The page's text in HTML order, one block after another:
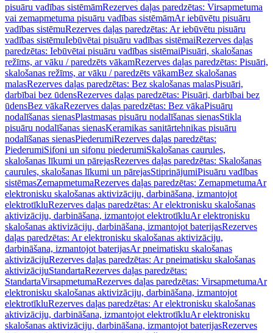
pisuāru vadības sistēmāmRezerves daļas paredzētas: Virsapmetuma
vai zemapmetuma pisuāru vadības sistēmāmAr iebūvētu pisuāru
vadības sistēmuRezerves daļas paredzētas: Ar iebūvētu pisuāru
vadības sistēmuIebūvētai pisuāru vadības sistēmaiRezerves daļas
paredzētas: Iebūvētai pisuāru vadības sistēmaiPisuāri, skalošanas
režīms, ar vāku / paredzēts vākamRezerves daļas paredzētas: Pisuāri,
skalošanas režīms, ar vāku / paredzēts vākamBez skalošanas
malasRezerves daļas paredzētas: Bez skalošanas malasPisuāri,
darbībai bez ūdensRezerves daļas paredzētas: Pisuāri, darbībai bez
ūdensBez vākaRezerves daļas paredzētas: Bez vākaPisuāru
nodalīšanas sienasPlastmasas pisuāru nodalīšanas sienasStikla
pisuāru nodalīšanas sienasKeramikas sanitārtehnikas pisuāru
nodalīšanas sienasPiederumiRezerves daļas paredzētas:
PiederumiSifoni un sifonu piederumiSkalošanas caurules,
skalošanas līkumi un pārejasRezerves daļas paredzētas: Skalošanas
caurules, skalošanas līkumi un pārejasStiprinājumiPisuāru vadības
sistēmasZemapmetumaRezerves daļas paredzētas: ZemapmetumaAr
elektronisku skalošanas aktivizāciju, darbināšana, izmantojot
elektrotīkluRezerves daļas paredzētas: Ar elektronisku skalošanas
aktivizāciju, darbināšana, izmantojot elektrotīkluAr elektronisku
skalošanas aktivizāciju, darbināšana, izmantojot baterijasRezerves
daļas paredzētas: Ar elektronisku skalošanas aktivizāciju,
darbināšana, izmantojot baterijasAr pneimatisku skalošanas
aktivizācijuRezerves daļas paredzētas: Ar pneimatisku skalošanas
aktivizācijuStandartaRezerves daļas paredzētas:
StandartaVirsapmetumaRezerves daļas paredzētas: VirsapmetumaAr
elektronisku skalošanas aktivizāciju, darbināšana, izmantojot
elektrotīkluRezerves daļas paredzētas: Ar elektronisku skalošanas
aktivizāciju, darbināšana, izmantojot elektrotīkluAr elektronisku
skalošanas aktivizāciju, darbināšana, izmantojot baterijasRezerves